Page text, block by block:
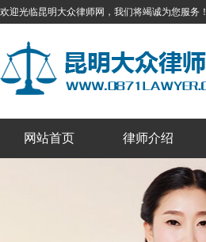
欢迎光临昆明大众律师网，我们将竭诚为您服务！
网站首页 律师介绍